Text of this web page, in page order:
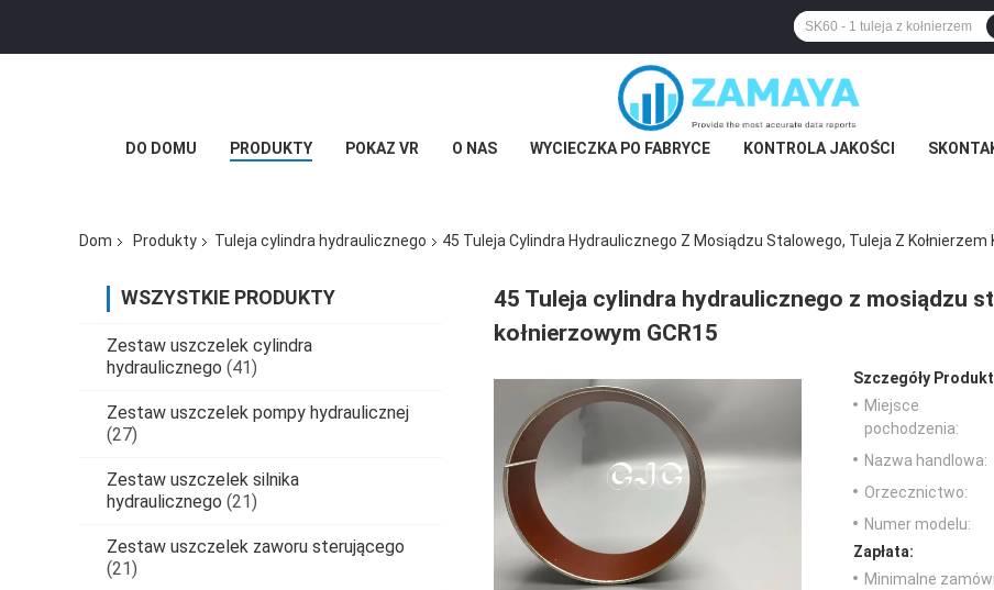
DO DOMU PRODUKTY POKAZ VR O NAS WYCIECZKA PO FABRYCE KONTROLA JAKOŚCI
Dom Produkty Tuleja cylindra hydraulicznego 45 Tuleja Cylindra Hydraulicznego Z Mosiądzu Stalowego, Tuleja Z Kołnierzem
WSZYSTKIE PRODUKTY
Zestaw uszczelek cylindra
hydraulicznego (41)
Zestaw uszczelek pompy hydraulicznej
(27)
Zestaw uszczelek silnika
hydraulicznego (21)
Zestaw uszczelek zaworu sterującego
(21)
45 Tuleja cylindra hydraulicznego z mosiądzu
kołnierzowym GCR15
Szczegóły
Miejsce
pochodzenia:
Nazwa handlowa:
Orzecznictwo:
Numer modelu:
Zapłata:
Minimalne